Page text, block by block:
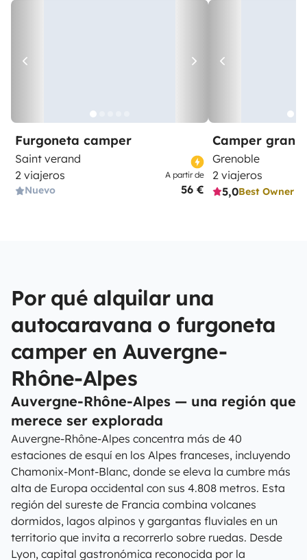
Furgoneta camper
Saint verand
2 viajeros
Nuevo
A partir de
56 €
Camper gran
Grenoble
2 viajeros
5,0Best Owner
Por qué alquilar una
autocaravana o furgoneta
camper en Auvergne-
Rhône-Alpes
Auvergne-Rhône-Alpes — una región que
merece ser explorada
Auvergne-Rhône-Alpes concentra más de 40
estaciones de esquí en los Alpes franceses, incluyendo
Chamonix-Mont-Blanc, donde se eleva la cumbre más
alta de Europa occidental con sus 4.808 metros. Esta
región del sureste de Francia combina volcanes
dormidos, lagos alpinos y gargantas fluviales en un
territorio que invita a recorrerlo sobre ruedas. Desde
Lyon, capital gastronómica reconocida por la